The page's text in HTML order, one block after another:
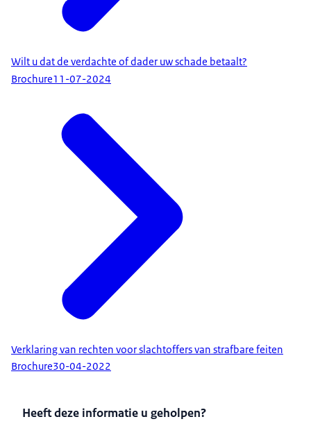
Wilt u dat de verdachte of dader uw schade betaalt?
Brochure11-07-2024
Verklaring van rechten voor slachtoffers van strafbare feiten
Brochure30-04-2022
Heeft deze informatie u geholpen?